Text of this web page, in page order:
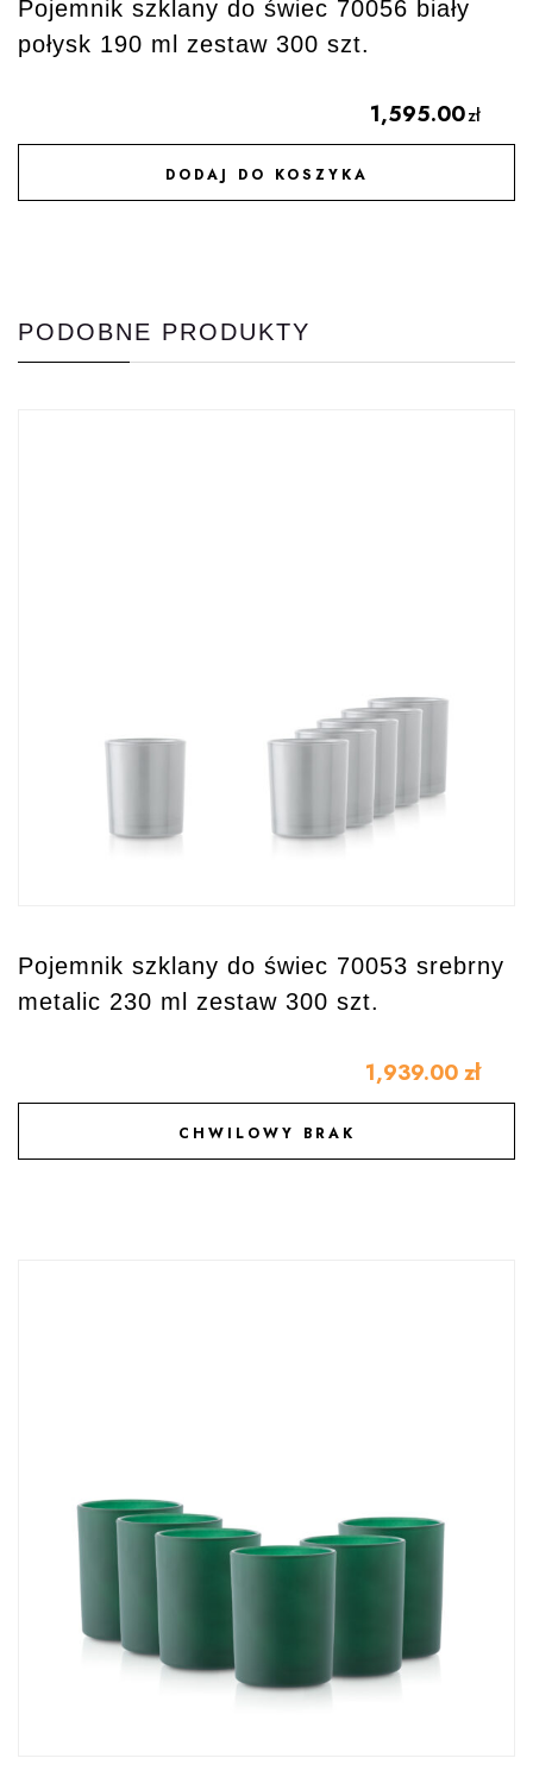
Pojemnik szklany do świec 70056 biały
połysk 190 ml zestaw 300 szt.
1,595.00zł
DODAJ DO KOSZYKA
DODAJ DO ULUBIONYCH
PODOBNE PRODUKTY
Pojemnik szklany do świec 70053 srebrny
metalic 230 ml zestaw 300 szt.
1,939.00 zł
CHWILOWY BRAK
DODAJ DO ULUBIONYCH